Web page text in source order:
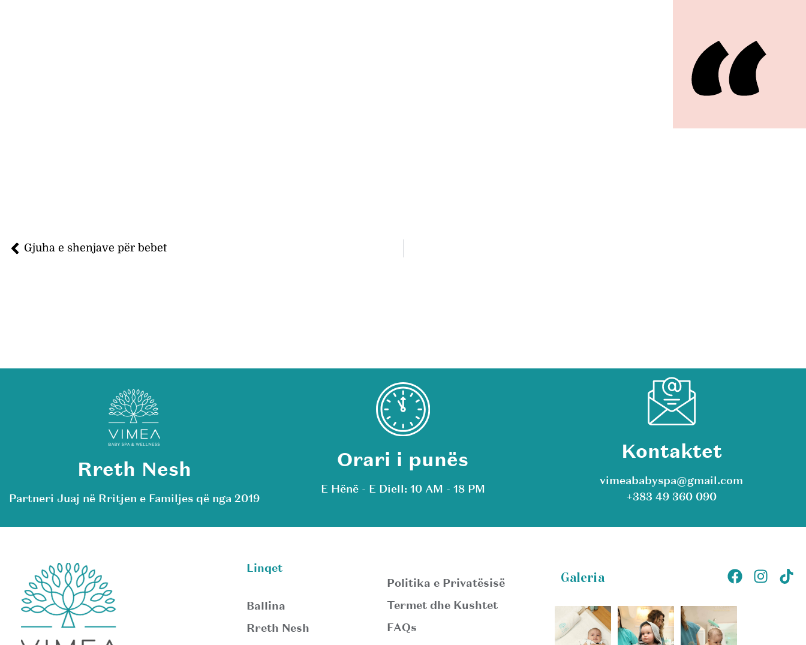
Gjuha e shenjave për bebet
Rreth Nesh
Partneri Juaj në Rritjen e Familjes që nga 2019
Orari i punës
E Hënë - E Diell: 10 AM - 18 PM
Kontaktet
vimeababyspa@gmail.com
+383 49 360 090
Linqet
Ballina
Rreth Nesh
Politika e Privatësisë
Termet dhe Kushtet
FAQs
Galeria